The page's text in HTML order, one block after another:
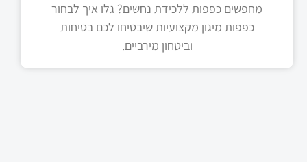
מחפשים כפפות ללכידת נחשים? גלו איך לבחור
כפפות מיגון מקצועיות שיבטיחו לכם בטיחות
וביטחון מירביים.